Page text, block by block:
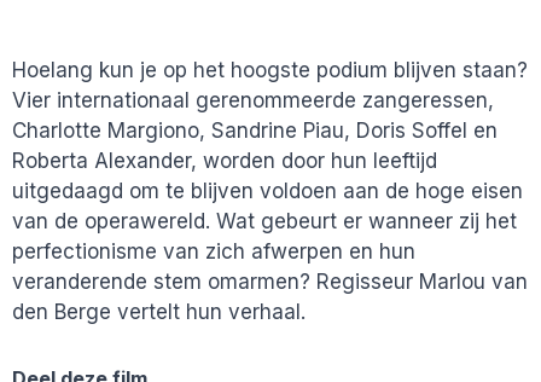
Hoelang kun je op het hoogste podium blijven staan?
Vier internationaal gerenommeerde zangeressen,
Charlotte Margiono, Sandrine Piau, Doris Soffel en
Roberta Alexander, worden door hun leeftijd
uitgedaagd om te blijven voldoen aan de hoge eisen
van de operawereld. Wat gebeurt er wanneer zij het
perfectionisme van zich afwerpen en hun
veranderende stem omarmen? Regisseur Marlou van
den Berge vertelt hun verhaal.